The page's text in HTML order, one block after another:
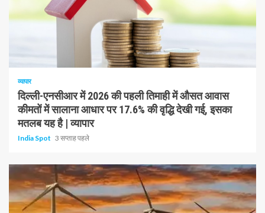
व्यापार
दिल्ली-एनसीआर में 2026 की पहली तिमाही में औसत आवास
कीमतों में सालाना आधार पर 17.6% की वृद्धि देखी गई, इसका
मतलब यह है | व्यापार
India Spot 3 सप्ताह पहले